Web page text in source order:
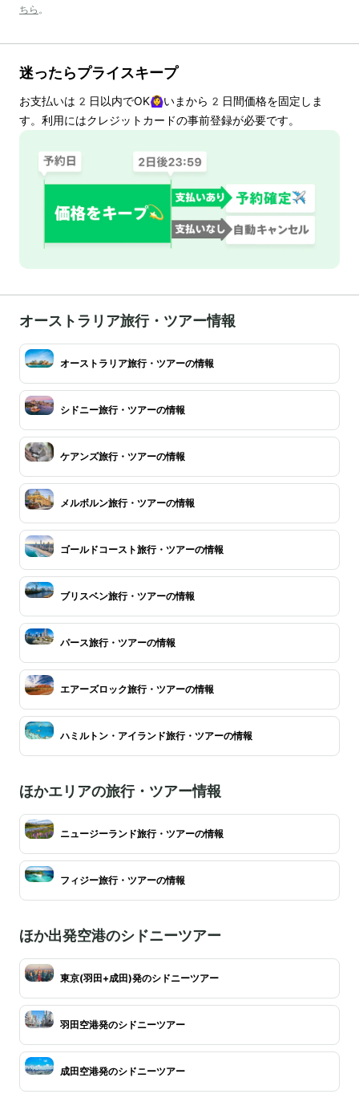
ちら 。
迷ったらプライスキープ
お支払いは 2 日以内でOK🙆‍♀️いまから 2 日間価格を固定しま
す。利用にはクレジットカードの事前登録が必要です。
オーストラリア旅行・ツアー情報
オーストラリア旅行・ツアーの情報
シドニー旅行・ツアーの情報
ケアンズ旅行・ツアーの情報
メルボルン旅行・ツアーの情報
ゴールドコースト旅行・ツアーの情報
ブリスベン旅行・ツアーの情報
パース旅行・ツアーの情報
エアーズロック旅行・ツアーの情報
ハミルトン・アイランド旅行・ツアーの情報
ほかエリアの旅行・ツアー情報
ニュージーランド旅行・ツアーの情報
フィジー旅行・ツアーの情報
ほか出発空港のシドニーツアー
東京(羽田+成田)発のシドニーツアー
羽田空港発のシドニーツアー
成田空港発のシドニーツアー